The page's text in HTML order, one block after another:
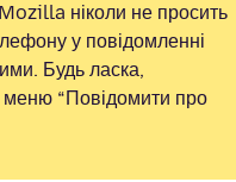
Mozilla ніколи не просить
у повідомленні
Будь ласка,
меню “Повідомити про